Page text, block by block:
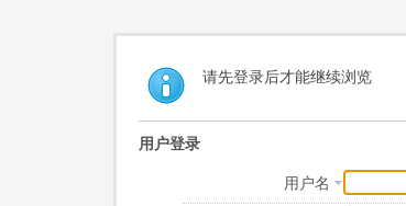
请先登录后才能继续浏览
用户登录
用户名